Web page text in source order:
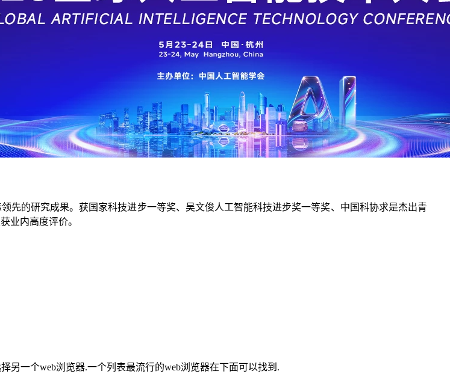
先的研究成果。获国家科技进步一等奖、吴文俊人工智能科技进步奖一等奖、中国科协求是杰出青
业内高度评价。
另一个web浏览器.一个列表最流行的web浏览器在下面可以找到.